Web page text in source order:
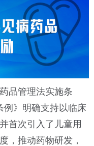
品管理法实施条
例》明确支持以临床
首次引入了儿童用
，推动药物研发，